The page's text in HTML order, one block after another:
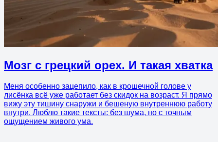
Мозг с грецкий орех. И такая хватка
Меня особенно зацепило, как в крошечной голове у
лисёнка всё уже работает без скидок на возраст. Я прямо
вижу эту тишину снаружи и бешеную внутреннюю работу
внутри. Люблю такие тексты: без шума, но с точным
ощущением живого ума.